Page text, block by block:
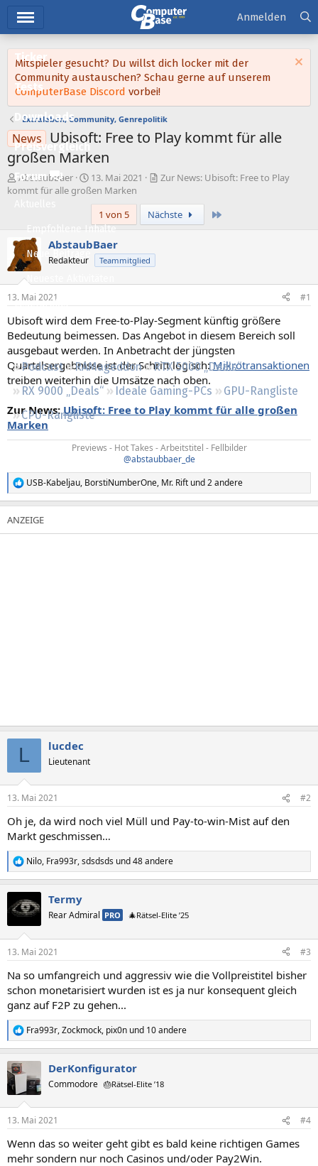
Ticker
Tests
Downloads
Preisvergleich
Forum
Empfohlene Inhalte
Neue Beiträge
Neueste Aktivitäten
Leserartikel
Regeln
Podcast RAMageddon
RTX 5000 „Deals“
RX 9000 „Deals“
Ideale Gaming-PCs
GPU-Rangliste
CPU-Rangliste
Anmelden
Mitspieler gesucht? Du willst dich locker mit der
Community austauschen? Schau gerne auf unserem
ComputerBase Discord vorbei!
Extraleben, Community, Genrepolitik
News Ubisoft: Free to Play kommt für alle
großen Marken
E
r
l
l
e
r
AbstaubBaer
E
r
s
e
l
13. Mai 2021
Zur News: Ubisoft: Free to Play
kommt für alle großen Marken
1 von 5
Nächste
AbstaubBaer
Redakteur Teammitglied
13. Mai 2021 #1
Ubisoft wird dem Free-to-Play-Segment künftig größere
Bedeutung beimessen. Das Angebot in diesem Bereich soll
ausgebaut werden. In Anbetracht der jüngsten
Quartalsergebnisse ist der Schritt logisch:Mikrotransaktionen
treiben weiterhin die Umsätze nach oben.
Zur News:Ubisoft: Free to Play kommt für alle großen
Marken
Previews - Hot Takes - Arbeitstitel - Fellbilder
@abstaubbaer_de
R
e
a
k
t
USB-Kabeljau, BorstiNumberOne, Mr. Rift und 2 andere
L lucdec
Lieutenant
13. Mai 2021 #2
Oh je, da wird noch viel Müll und Pay-to-win-Mist auf den
Markt geschmissen…
R
e
k
t
e
:
Nilo, Fra993r,sdsdsds und 48 andere
Termy
Rear Admiral PRO 🎄Rätsel-Elite ’25
13. Mai 2021 #3
Na so umfangreich und aggressiv wie die Vollpreistitel bisher
schon monetarisiert wurden ist es ja nur konsequent gleich
ganz auf F2P zu gehen...
R
e
k
t
i
e
:
Fra993r,Zockmock, pix0n und 10 andere
DerKonfigurator
Commodore 🎂Rätsel-Elite ’18
13. Mai 2021 #4
Wenn das so weiter geht gibt es bald keine richtigen Games
mehr sondern nur noch Casinos und/oder Pay2Win.